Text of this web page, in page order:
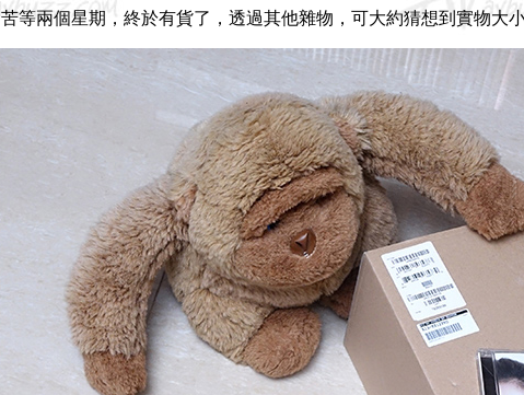
苦等兩個星期，終於有貨了，透過其他雜物，可大約猜想到實物大